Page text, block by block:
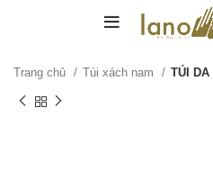
Trang chủ Túi xách nam TÚI DA